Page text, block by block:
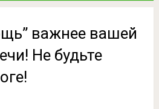
важнее вашей
Не будьте